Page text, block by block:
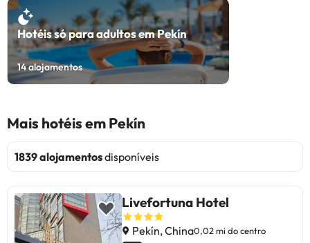
Hotéis só para adultos em Pekín
14alojamentos
Mais hotéis em Pekín
1839 alojamentosdisponíveis
Livefortuna Hotel
Pekín, China0,02 mi do centro